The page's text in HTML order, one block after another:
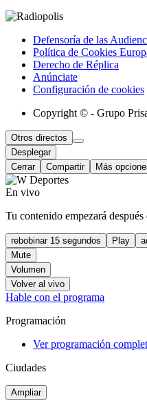
Defensoría de las
Política de Cookies
Derecho de Réplica
Anúnciate
Configuración de cookies
Copyright © - Grupo
Otros directos
Desplegar
Cerrar
Compartir Más
En vivo
Tu contenido empezará
rebobinar 15 segundos Play
Mute
Volumen
Volver al vivo
Hable con el programa
Programación
Ver programación
Ciudades
Ampliar